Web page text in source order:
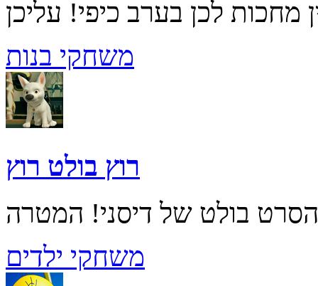
משחקי בנות
רוץ בולט רוץ
משחקי ילדים